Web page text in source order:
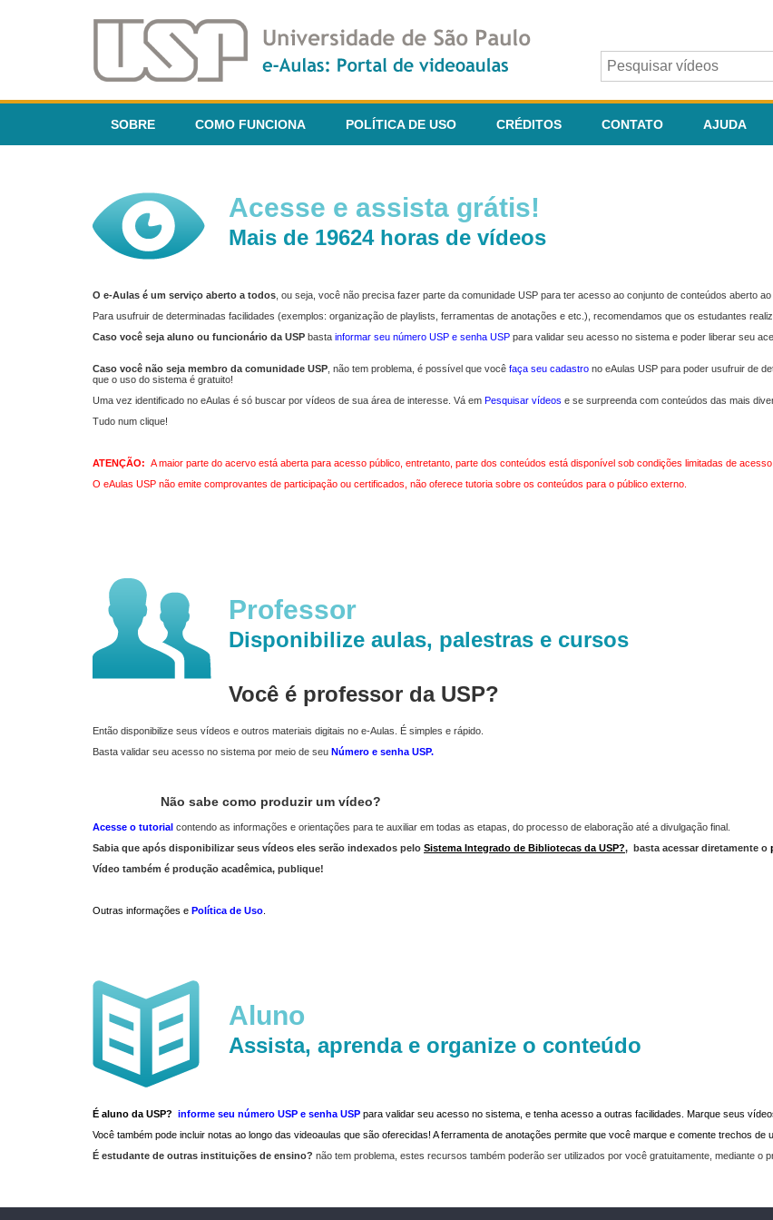
SOBRE COMO FUNCIONA POLÍTICA DE USO CRÉDITOS CONTATO AJUDA
Acesse e assista grátis!
Mais de 19624 horas de vídeos
O e-Aulas é um serviço aberto a todos , ou seja, você não precisa fazer parte da comunidade USP para ter acesso ao conjunto de conteúdos aberto ao
Para usufruir de determinadas facilidades (exemplos: organização de playlists, ferramentas de anotações e etc.), recomendamos que os estudantes
Caso você seja aluno ou funcionário da USP basta informar seu número USP e senha USP para validar seu acesso no sistema e poder liberar seu
Caso você não seja membro da comunidade USP , não tem problema, é possível que você faça seu cadastro no eAulas USP para poder usufruir de
que o uso do sistema é gratuito!
Uma vez identificado no eAulas é só buscar por vídeos de sua área de interesse. Vá em Pesquisar vídeos e se surpreenda com conteúdos das mais
Tudo num clique!
ATENÇÃO: A maior parte do acervo está aberta para acesso público, entretanto, parte dos conteúdos está disponível sob condições limitadas de acesso.
O eAulas USP não emite comprovantes de participação ou certificados, não oferece tutoria sobre os conteúdos para o público externo.
Professor
Disponibilize aulas, palestras e cursos
Você é professor da USP?
Então disponibilize seus vídeos e outros materiais digitais no e-Aulas. É simples e rápido.
Basta validar seu acesso no sistema por meio de seu Número e senha USP.
Não sabe como produzir um vídeo?
Acesse o tutorial contendo as informações e orientações para te auxiliar em todas as etapas, do processo de elaboração até a divulgação final.
Sabia que após disponibilizar seus vídeos eles serão indexados pelo Sistema Integrado de Bibliotecas da USP?, basta acessar diretamente o
Vídeo também é produção acadêmica, publique!
Outras informações e Política de Uso
Aluno
Assista, aprenda e organize o conteúdo
É aluno da USP? informe seu número USP e senha USP para validar seu acesso no sistema, e tenha acesso a outras facilidades. Marque seus
Você também pode incluir notas ao longo das videoaulas que são oferecidas! A ferramenta de anotações permite que você marque e comente trechos
É estudante de outras instituições de ensino? não tem problema, estes recursos também poderão ser utilizados por você gratuitamente, mediante o